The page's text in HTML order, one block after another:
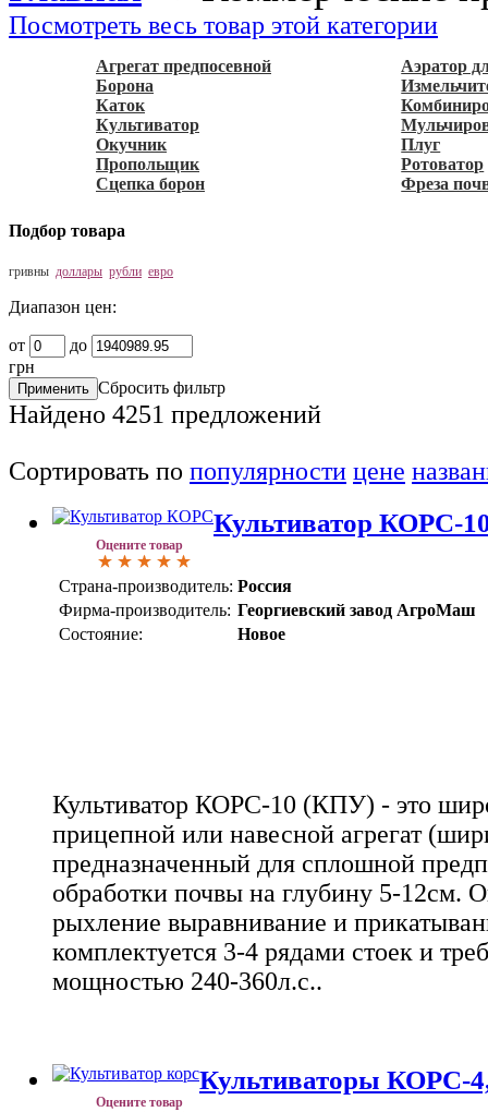
Посмотреть весь товар этой категории
Агрегат предпосевной
Аэратор
Борона
Каток
Культиватор
Окучник
Плуг
Пропольщик
Ротоватор
Сцепка борон
Фреза
Подбор товара
гривны доллары рубли евро
Диапазон цен:
от
до
грн
Сбросить фильтр
Найдено 4251 предложений
Сортировать по популярности цене
Оцените товар
Культиватор КОРС-
Страна-производитель: Россия
Фирма-производитель: Георгиевский завод АгроМаш
Состояние:
Новое
Культиватор КОРС-10 (КПУ) - это
прицепной или навесной агрегат
предназначенный для сплошной
обработки почвы на глубину 5-12см.
рыхление выравнивание и
комплектуется 3-4 рядами стоек и
мощностью 240-360л.с..
Оцените товар
Культиваторы КОРС-